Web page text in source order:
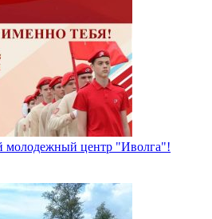
молодежный центр "Иволга"!